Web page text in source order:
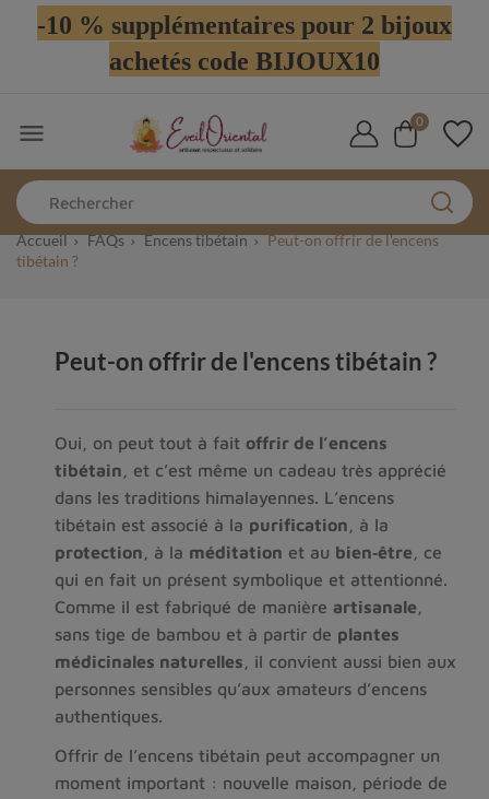
-10 % supplémentaires pour 2 bijoux
achetés code BIJOUX10
 0
Accueil FAQs Encens tibétain
Peut-on offrir de l'encens
tibétain ?
Peut-on offrir de l'encens tibétain ?
Oui, on peut tout à fait offrir de l’encens
tibétain , et c’est même un cadeau très apprécié
dans les traditions himalayennes. L’encens
tibétain est associé à la purification
protection , à la méditation et au bien‑être , ce
qui en fait un présent symbolique et attentionné.
Comme il est fabriqué de manière artisanale
sans tige de bambou et à partir de plantes
médicinales naturelles , il convient aussi bien aux
personnes sensibles qu’aux amateurs d’encens
authentiques.
Offrir de l’encens tibétain peut accompagner un
moment important : nouvelle maison, période de